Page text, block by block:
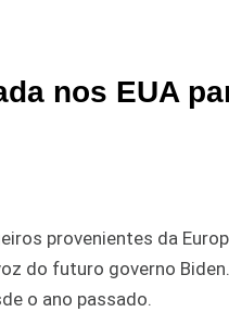
nos EUA
provenientes da
do futuro governo
o ano passado.